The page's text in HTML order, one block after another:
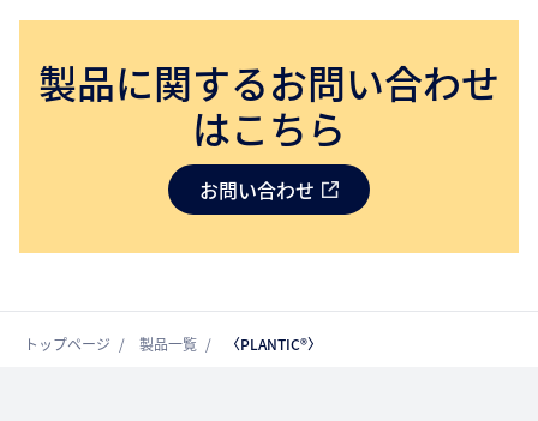
製品に関するお問い合わせ
はこちら
お問い合わせ
トップページ 製品一覧 〈PLANTIC®〉